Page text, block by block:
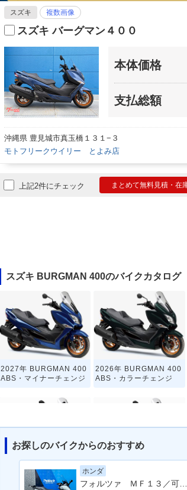
スズキ 複数画像
スズキ バーグマン４００
本体価格
支払総額
沖縄県 豊見城市真玉橋１３１−３
モトフリークウイリー とよみ店
上記2件にチェック まとめて無料見積・在
スズキ BURGMAN 400のバイクカタログ
2027年 BURGMAN 400
ABS・マイナーチェンジ
2026年 BURGMAN 400
ABS・カラーチェンジ
2019年 BURGMAN 400
ABS・カラーチェンジ
2018年 BURGMAN 400
ABS・新登場
お探しのバイクからのおすすめ
ホンダ
フォルツァ ＭＦ１３／可動式スクリーン／フルＬＥＤ／ＥＴＣ付き／グリップヒーター